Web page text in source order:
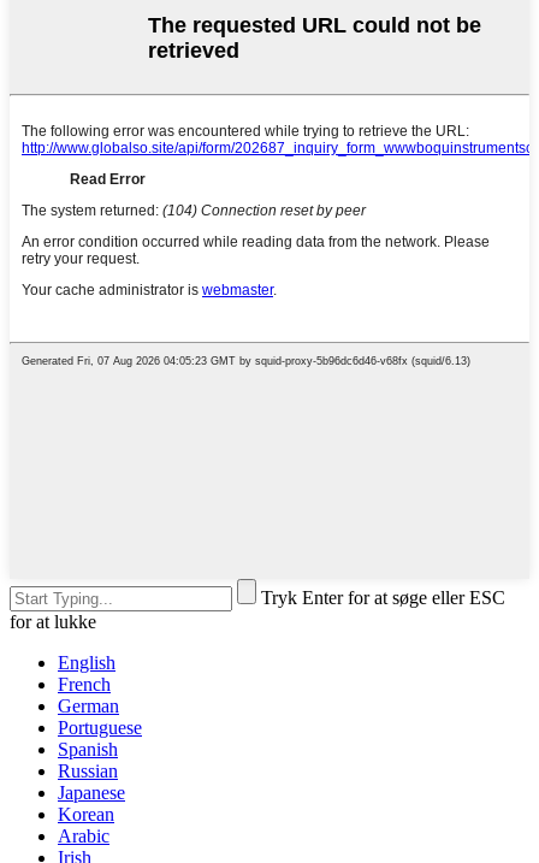
Tryk Enter for at søge eller ESC
for at lukke
English
French
German
Portuguese
Spanish
Russian
Japanese
Korean
Arabic
Irish